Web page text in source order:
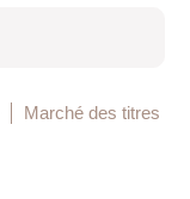
Marché des titres